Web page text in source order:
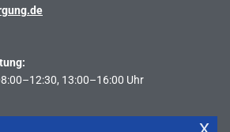
13:00–16:00 Uhr